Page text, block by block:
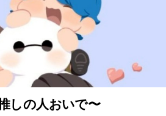
しの人おいで〜